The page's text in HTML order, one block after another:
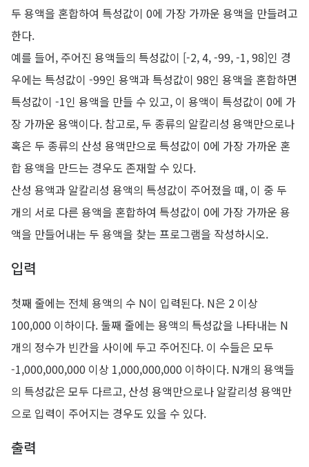
두 용액을 혼합하여 특성값이 0에 가장 가까운 용액을 만들려고
한다.
예를 들어, 주어진 용액들의 특성값이 [-2, 4, -99, -1, 98]인 경
우에는 특성값이 -99인 용액과 특성값이 98인 용액을 혼합하면
특성값이 -1인 용액을 만들 수 있고, 이 용액이 특성값이 0에 가
장 가까운 용액이다. 참고로, 두 종류의 알칼리성 용액만으로나
혹은 두 종류의 산성 용액만으로 특성값이 0에 가장 가까운 혼
합 용액을 만드는 경우도 존재할 수 있다.
산성 용액과 알칼리성 용액의 특성값이 주어졌을 때, 이 중 두
개의 서로 다른 용액을 혼합하여 특성값이 0에 가장 가까운 용
액을 만들어내는 두 용액을 찾는 프로그램을 작성하시오.
입력
첫째 줄에는 전체 용액의 수 N이 입력된다. N은 2 이상
100,000 이하이다. 둘째 줄에는 용액의 특성값을 나타내는 N
개의 정수가 빈칸을 사이에 두고 주어진다. 이 수들은 모두
-1,000,000,000 이상 1,000,000,000 이하이다. N개의 용액들
의 특성값은 모두 다르고, 산성 용액만으로나 알칼리성 용액만
으로 입력이 주어지는 경우도 있을 수 있다.
출력